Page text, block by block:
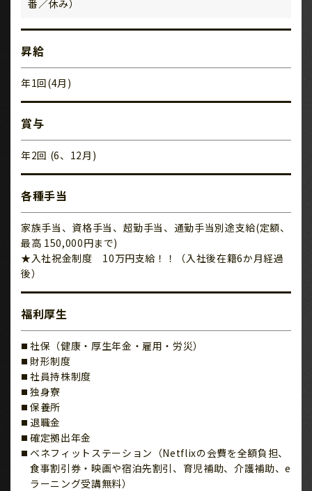
番／休み）
昇給
年1回(4月)
賞与
年2回 (6、12月)
各種手当
家族手当、資格手当、超勤手当、通勤手当別途支給(定額、
最高 150,000円まで)
★入社祝金制度 10万円支給！！（入社後在籍6か月経過
後）
福利厚生
社保（健康・厚生年金・雇用・労災）
財形制度
社員持株制度
独身寮
保養所
退職金
確定拠出年金
ベネフィットステーション（Netflixの会費を全額負担、
食事割引券・映画や宿泊先割引、育児補助、介護補助、e
ラーニング受講無料）